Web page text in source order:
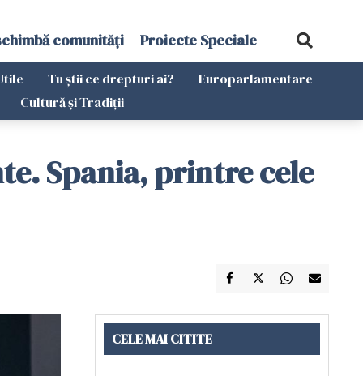
comunități Proiecte Speciale
Tu știi ce drepturi ai?
Europarlamentare
Cultură și Tradiții
Spania, printre cele
CELE MAI CITITE